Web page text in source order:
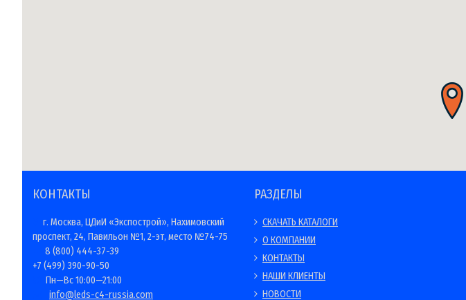
КОНТАКТЫ
г. Москва, ЦДиИ «Экспострой», Нахимовский
проспект, 24, Павильон №1, 2-эт, место №74-75
8 (800) 444-37-39
+7 (499) 390-90-50
Пн—Вс 10:00—21:00
info@leds-c4-russia.com
РАЗДЕЛЫ
СКАЧАТЬ КАТАЛОГИ
О КОМПАНИИ
КОНТАКТЫ
НАШИ КЛИЕНТЫ
НОВОСТИ